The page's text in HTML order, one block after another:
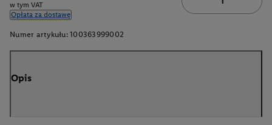
w tym VAT
Opłata za dostawę
Numer artykułu: 100363999002
Opis